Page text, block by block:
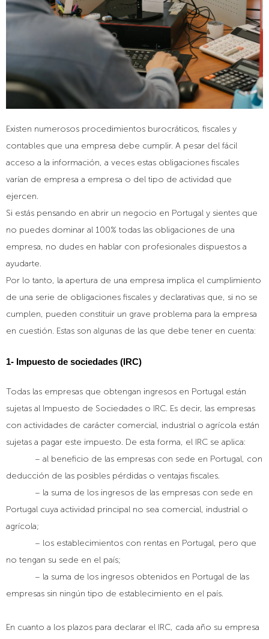
Existen numerosos procedimientos burocráticos, fiscales y
contables que una empresa debe cumplir. A pesar del fácil
acceso a la información, a veces estas obligaciones fiscales
varían de empresa a empresa o del tipo de actividad que
ejercen.
Si estás pensando en abrir un negocio en Portugal y sientes que
no puedes dominar al 100% todas las obligaciones de una
empresa, no dudes en hablar con profesionales dispuestos a
ayudarte.
Por lo tanto, la apertura de una empresa implica el cumplimiento
de una serie de obligaciones fiscales y declarativas que, si no se
cumplen, pueden constituir un grave problema para la empresa
en cuestión. Estas son algunas de las que debe tener en cuenta:
1- Impuesto de sociedades (IRC)
Todas las empresas que obtengan ingresos en Portugal están
sujetas al Impuesto de Sociedades o IRC. Es decir, las empresas
con actividades de carácter comercial, industrial o agrícola están
sujetas a pagar este impuesto. De esta forma, el IRC se aplica:
– al beneficio de las empresas con sede en Portugal, con
deducción de las posibles pérdidas o ventajas fiscales.
– la suma de los ingresos de las empresas con sede en
Portugal cuya actividad principal no sea comercial, industrial o
agrícola;
– los establecimientos con rentas en Portugal, pero que
no tengan su sede en el país;
– la suma de los ingresos obtenidos en Portugal de las
empresas sin ningún tipo de establecimiento en el país.
En cuanto a los plazos para declarar el IRC, cada año su empresa